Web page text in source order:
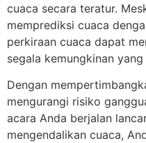
cuaca secara teratur.
memprediksi cuaca
perkiraan cuaca dapat
segala kemungkinan
Dengan
mengurangi risiko
acara Anda berjalan
mengendalikan cuaca,